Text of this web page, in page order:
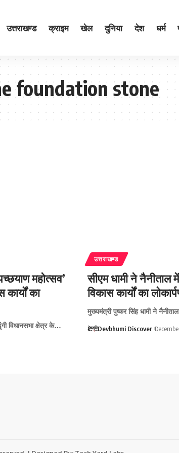
उत्तराखण्ड क्राइम खेल दुनिया देश धर्म
foundation stone
महोत्सव’
कार्यों का
विधानसभा क्षेत्र के…
उत्तराखण्ड
सीएम धामी ने नैनीताल
विकास कार्यों का
मुख्यमंत्री पुष्कर सिंह धामी ने
Devbhumi Discover